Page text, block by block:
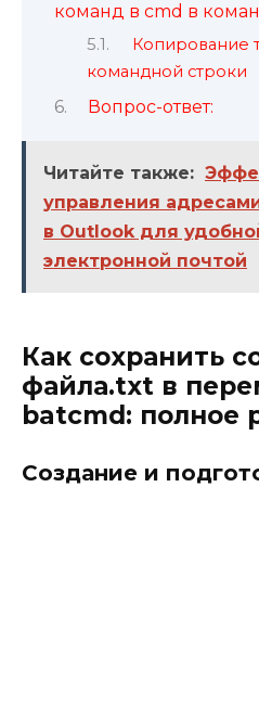
команд в cmd в
Копирование
командной строки
Вопрос-ответ:
Читайте также:
управления
в Outlook для
электронной почтой
Как сохранить
файла.txt в
batcmd: полное
Создание и